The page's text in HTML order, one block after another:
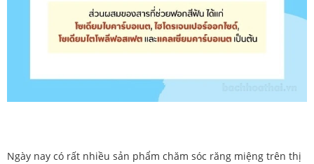
Ngày nay có rất nhiều sản phẩm chăm sóc răng miệng trên thị